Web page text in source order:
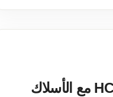
مستشعر المسافة بالموجات فوق الصوتية Arduino: برنامج تعليمي HC-SR04 مع الأسلاك